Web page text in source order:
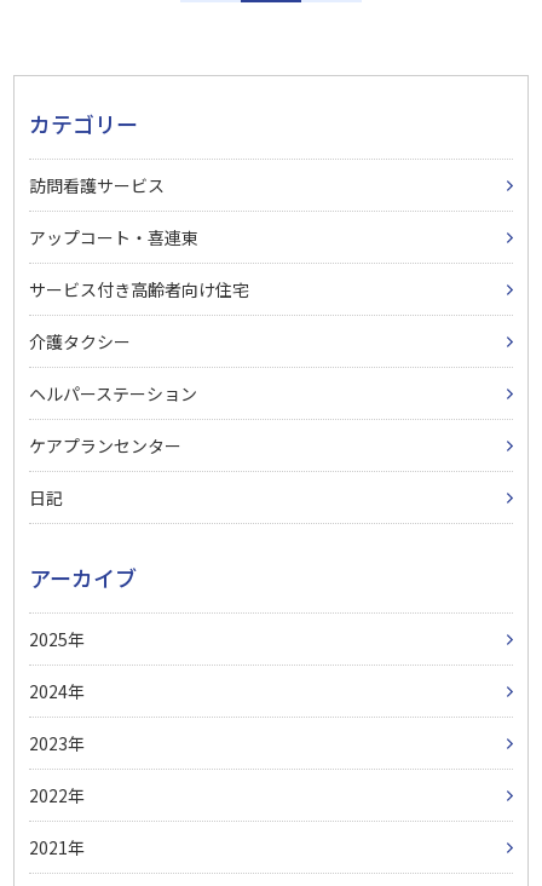
カテゴリー
訪問看護サービス
アップコート・喜連東
サービス付き高齢者向け住宅
介護タクシー
ヘルパーステーション
ケアプランセンター
日記
アーカイブ
2025
2024
2023
2022
2021